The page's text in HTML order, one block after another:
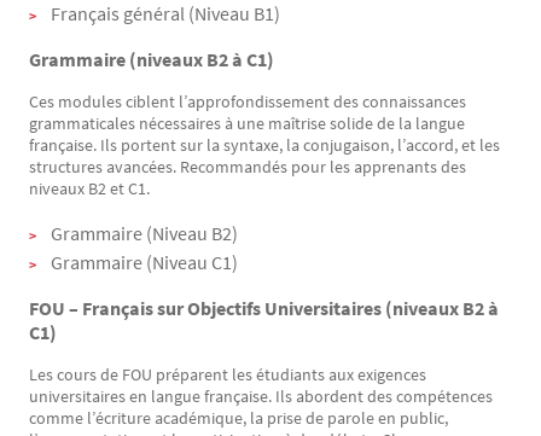
Français général (Niveau B1)
Grammaire (niveaux B2 à C1)
Ces modules ciblent l’approfondissement des connaissances
grammaticales nécessaires à une maîtrise solide de la langue
française. Ils portent sur la syntaxe, la conjugaison, l’accord, et les
structures avancées. Recommandés pour les apprenants des
niveaux B2 et C1.
Grammaire (Niveau B2)
Grammaire (Niveau C1)
FOU – Français sur Objectifs Universitaires (niveaux B2 à
C1)
Les cours de FOU préparent les étudiants aux exigences
universitaires en langue française. Ils abordent des compétences
comme l’écriture académique, la prise de parole en public,